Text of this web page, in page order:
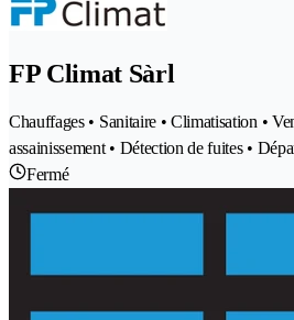
FP Climat Sàrl
Chauffages • Sanitaire • Climatisation •
assainissement • Détection de fuites •
Fermé